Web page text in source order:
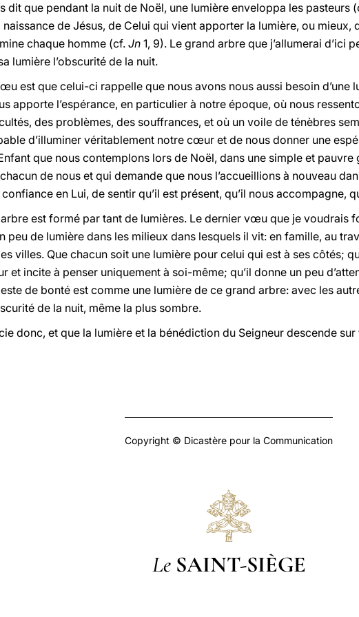
dit que pendant la nuit de Noël, une lumière enveloppa les pasteurs
de Jésus, de Celui qui vient apporter la lumière, ou mieux,
chaque homme (cf. Jn 1, 9). Le grand arbre que j’allumerai d’ici
lumière l’obscurité de la nuit.
est que celui-ci rappelle que nous avons nous aussi besoin d’une
apporte l’espérance, en particulier à notre époque, où nous
des problèmes, des souffrances, et où un voile de ténèbres
d’illuminer véritablement notre cœur et de nous donner une
que nous contemplons lors de Noël, dans une simple et
de nous et qui demande que nous l’accueillions à nouveau
confiance en Lui, de sentir qu’il est présent, qu’il nous accompagne,
est formé par tant de lumières. Le dernier vœu que je voudrais
peu de lumière dans les milieux dans lesquels il vit: en famille, au
villes. Que chacun soit une lumière pour celui qui est à ses côtés;
et incite à penser uniquement à soi-même; qu’il donne un peu
de bonté est comme une lumière de ce grand arbre: avec les
de la nuit, même la plus sombre.
donc, et que la lumière et la bénédiction du Seigneur descende sur
Copyright © Dicastère pour la Communication
Le SAINT-SIÈGE